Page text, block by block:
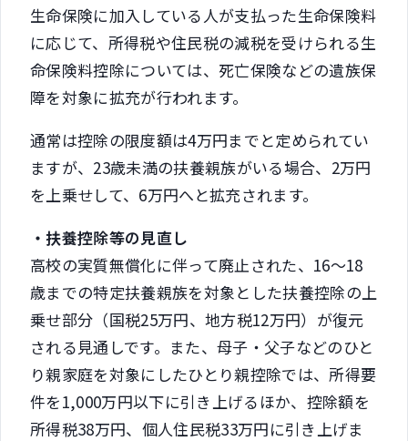
生命保険に加入している人が支払った生命保険料
に応じて、所得税や住民税の減税を受けられる生
命保険料控除については、死亡保険などの遺族保
障を対象に拡充が行われます。
通常は控除の限度額は4万円までと定められてい
ますが、23歳未満の扶養親族がいる場合、2万円
を上乗せして、6万円へと拡充されます。
・扶養控除等の見直し
高校の実質無償化に伴って廃止された、16～18
歳までの特定扶養親族を対象とした扶養控除の上
乗せ部分（国税25万円、地方税12万円）が復元
される見通しです。また、母子・父子などのひと
り親家庭を対象にしたひとり親控除では、所得要
件を1,000万円以下に引き上げるほか、控除額を
所得税38万円、個人住民税33万円に引き上げま